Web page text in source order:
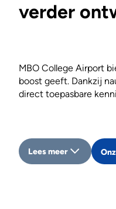
verder
MBO College Airport
boost geeft. Dankzij
direct toepasbare
Lees meer